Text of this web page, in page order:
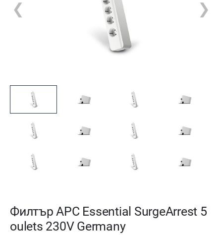
❮ ❯
Филтър APC Essential SurgeArrest 5
oulets 230V Germany